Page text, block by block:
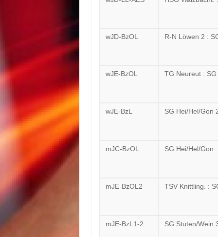
wJD-BzOL R-N Löwen 2 :
wJE-BzOL TG Neureut :
wJE-BzL SG Hei/Hel/Gon
mJC-BzOL SG Hei/Hel/Gon
mJE-BzOL2 TSV Knittling. :
mJE-BzL1-2 SG Stuten/Wein